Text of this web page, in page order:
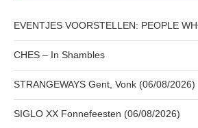
EVENTJES VOORSTELLEN: PEOPLE
CHES – In Shambles
STRANGEWAYS Gent, Vonk (06/08/2026)
SIGLO XX Fonnefeesten (06/08/2026)